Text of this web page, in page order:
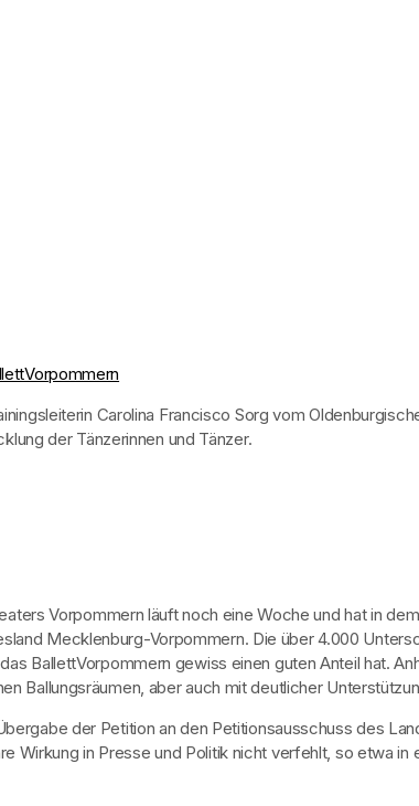
Carolina Francisco Sorg vom
der Tänzerinnen und Tänzer.
Vorpommern läuft noch eine Woche und hat in
Mecklenburg-Vorpommern. Die über 4.000
BallettVorpommern gewiss einen guten Anteil hat.
Ballungsräumen, aber auch mit deutlicher
der Petition an den Petitionsausschuss des
Wirkung in Presse und Politik nicht verfehlt, so etwa